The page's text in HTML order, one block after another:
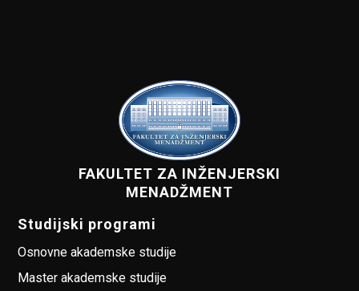
FAKULTET ZA INŽENJERSKI
MENADŽMENT
Studijski programi
Osnovne akademske studije
Master akademske studije